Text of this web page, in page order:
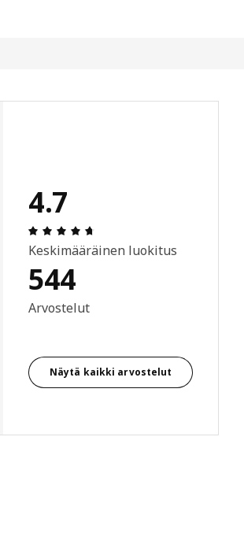
4.7
Keskimääräinen luokitus
544
Arvostelut
Näytä kaikki arvostelut